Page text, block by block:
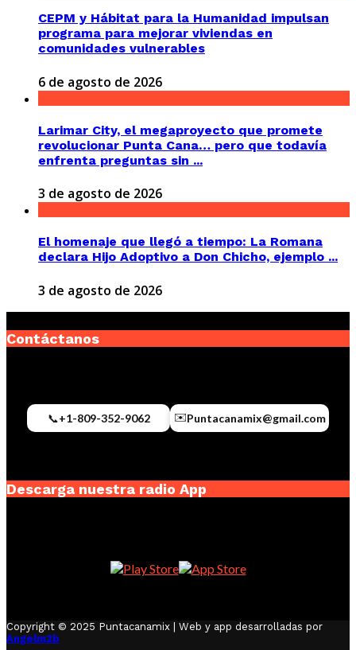
CEPM y Hábitat para la Humanidad impulsan
programa para mejorar viviendas en
comunidades vulnerables
6 de agosto de 2026
Larimar City, el megaproyecto que promete
revolucionar Punta Cana… pero que todavía
enfrenta preguntas sin ...
3 de agosto de 2026
El homenaje que llegó a tiempo: La Romana
declara Hijo Adoptivo a Don Chicho, ejemplo ...
3 de agosto de 2026
Contáctanos
📞+1-809-352-9062 ✉️Puntacanamix@gmail.com
Descarga nuestra radio App
Copyright © 2025 Puntacanamix | Web y app desarrolladas por
Angelm2b